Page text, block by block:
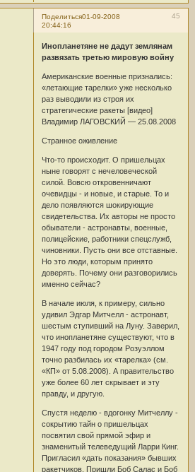
Поделиться 45
01-09-2008
20:44:16
Инопланетяне не дадут землянам
развязать третью мировую войну
Американские военные признались:
«летающие тарелки» уже несколько
раз выводили из строя их
стратегические ракеты [видео]
Владимир ЛАГОВСКИЙ — 25.08.2008
Странное оживление
Что-то происходит. О пришельцах
ныне говорят с нечеловеческой
силой. Вовсю откровенничают
очевидцы - и новые, и старые. То и
дело появляются шокирующие
свидетельства. Их авторы не просто
обыватели - астронавты, военные,
полицейские, работники спецслужб,
чиновники. Пусть они все отставные.
Но это люди, которым принято
доверять. Почему они разговорились
именно сейчас?
В начале июля, к примеру, сильно
удивил Эдгар Митчелл - астронавт,
шестым ступивший на Луну. Заверил,
что инопланетяне существуют, что в
1947 году под городом Розуэллом
точно разбилась их «тарелка» (см.
«КП» от 5.08.2008). А правительство
уже более 60 лет скрывает и эту
правду, и другую.
Спустя неделю - вдогонку Митчеллу -
сокрытию тайн о пришельцах
посвятил свой прямой эфир и
знаменитый телеведущий Ларри Кинг.
Пригласил «дать показания» бывших
ракетчиков. Пришли Боб Салас и Боб